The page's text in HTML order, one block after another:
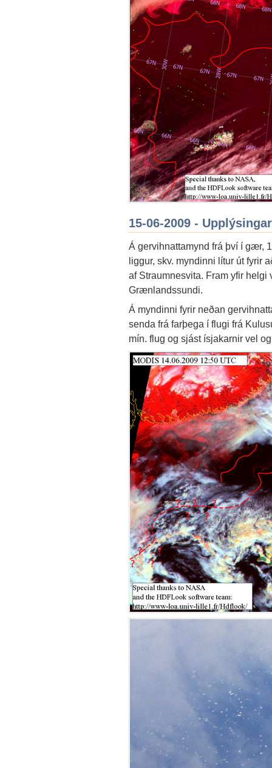
15-06-2009 -
Á gervihnattamynd frá því í gær,
liggur, skv. myndinni lítur út fyrir
af Straumnesvita. Fram yfir
Grænlandssundi.
Á myndinni fyrir neðan
senda frá farþega í flugi frá
mín. flug og sjást ísjakarnir vel